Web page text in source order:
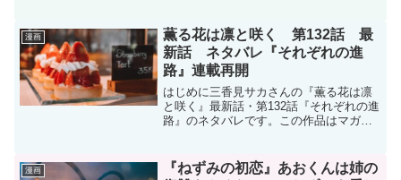
マガポケ現在コミックスは3巻まで発...
漫画
薫る花は凛と咲く 第132話 最
新話 ネタバレ『それぞれの進
路』連載再開
はじめに三香見サカさんの『薫る花は凛
と咲く』最新話・第132話『それぞれの進
路』のネタバレです。この作品はマガポ
は14巻まで発売中です。薫る花は凛と咲
漫画
『ねずみの初恋』あおくんは姉の